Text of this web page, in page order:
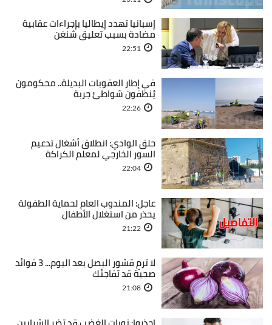
إسبانيا تهدد إيطاليا بإجراءات عقابية
مضادة بسبب تعليق شنغن
22:51
في إطار العقوبات البديلة.. محكومون
يُنظفون شواطئ جربة
22:26
حلق الوادي: انطلاق أشغال تدعيم
السور الخارجي لمعلم الكراكة
22:04
عاجل: المندوب العام لحماية الطفولة
يحذر من استغلال الأطفال
21:22
لا ترمِ قشور البصل بعد اليوم... 3 فوائد
صحية قد تفاجئك
21:08